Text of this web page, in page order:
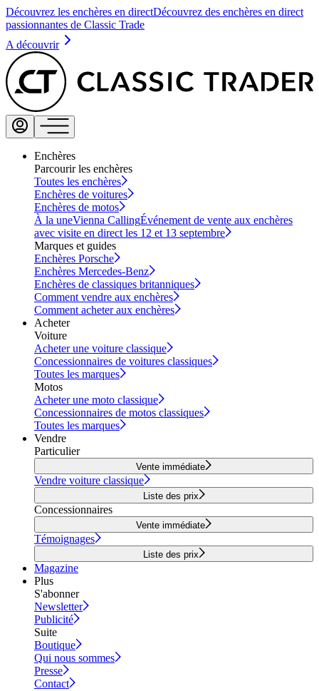
Découvrez les enchères en directDécouvrez des enchères en direct
passionnantes de Classic Trade
A découvrir
Enchères
Parcourir les enchères
Toutes les enchères
Enchères de voitures
Enchères de motos
À la uneVienna CallingÉvénement de vente aux enchères
avec visite en direct les 12 et 13 septembre
Marques et guides
Enchères Porsche
Enchères Mercedes-Benz
Enchères de classiques britanniques
Comment vendre aux enchères
Comment acheter aux enchères
Acheter
Voiture
Acheter une voiture classique
Concessionnaires de voitures classiques
Toutes les marques
Motos
Acheter une moto classique
Concessionnaires de motos classiques
Toutes les marques
Vendre
Particulier
Vente immédiate
Vendre voiture classique
Liste des prix
Concessionnaires
Vente immédiate
Témoignages
Liste des prix
Magazine
Plus
S'abonner
Newsletter
Publicité
Suite
Boutique
Qui nous sommes
Presse
Contact